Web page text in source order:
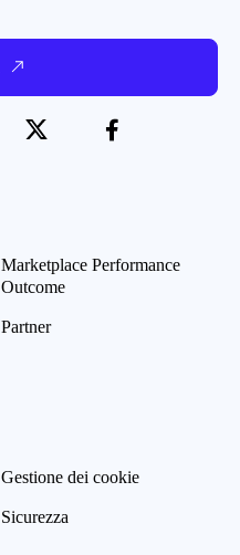
Marketplace Performance
Outcome
Partner
Gestione dei cookie
Sicurezza